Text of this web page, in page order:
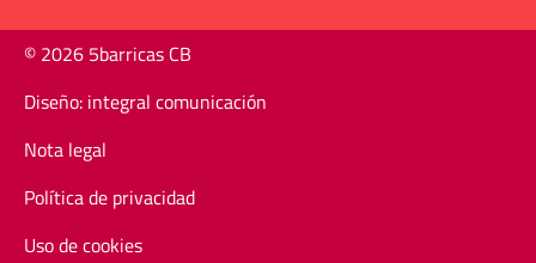
© 2026 5barricas CB
Diseño: integral comunicación
Nota legal
Política de privacidad
Uso de cookies